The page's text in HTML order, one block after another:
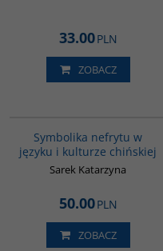
33.00PLN
ZOBACZ
Symbolika nefrytu w
języku i kulturze chińskiej
Sarek Katarzyna
50.00PLN
ZOBACZ